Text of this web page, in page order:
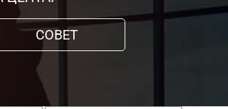
СОВЕТ